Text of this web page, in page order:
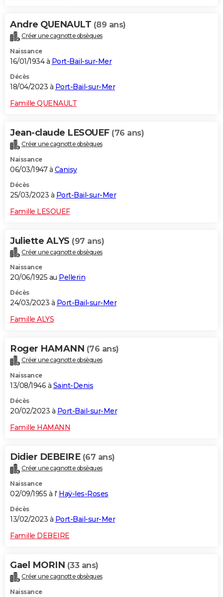
Andre QUENAULT (89 ans)
Créer une cagnotte obsèques
Naissance
16/01/1934 à Port-Bail-sur-Mer
Décès
18/04/2023 à Port-Bail-sur-Mer
Famille QUENAULT
Jean-claude LESOUEF (76 ans)
Créer une cagnotte obsèques
Naissance
06/03/1947 à Canisy
Décès
25/03/2023 à Port-Bail-sur-Mer
Famille LESOUEF
Juliette ALYS (97 ans)
Créer une cagnotte obsèques
Naissance
20/06/1925 au Pellerin
Décès
24/03/2023 à Port-Bail-sur-Mer
Famille ALYS
Roger HAMANN (76 ans)
Créer une cagnotte obsèques
Naissance
13/08/1946 à Saint-Denis
Décès
20/02/2023 à Port-Bail-sur-Mer
Famille HAMANN
Didier DEBEIRE (67 ans)
Créer une cagnotte obsèques
Naissance
02/09/1955 à l' Haÿ-les-Roses
Décès
13/02/2023 à Port-Bail-sur-Mer
Famille DEBEIRE
Gael MORIN (33 ans)
Créer une cagnotte obsèques
Naissance